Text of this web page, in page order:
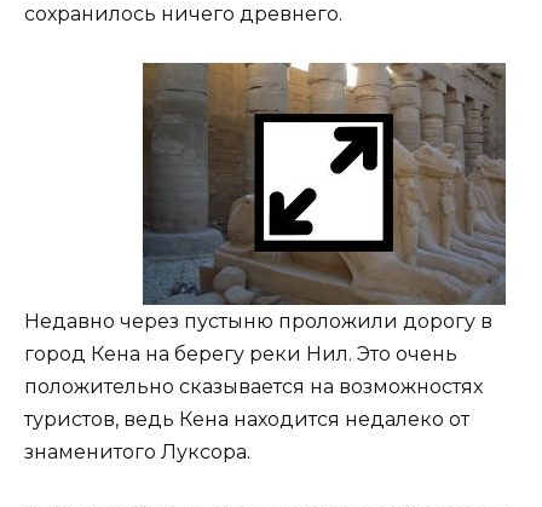
сохранилось ничего древнего.
Недавно через пустыню проложили дорогу в
город Кена на берегу реки Нил. Это очень
положительно сказывается на возможностях
туристов, ведь Кена находится недалеко от
знаменитого Луксора.